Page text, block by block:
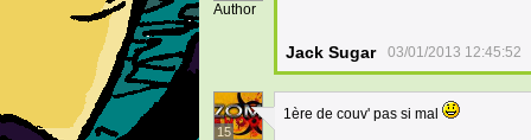
Author
Jack Sugar 03/01/2013 12:45:52
15
1ère de couv' pas si mal